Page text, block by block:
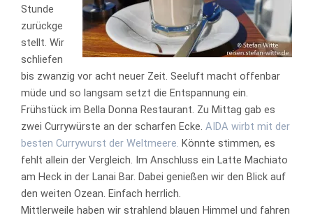
Stunde
zurückge
stellt. Wir
schliefen
bis zwanzig vor acht neuer Zeit. Seeluft macht offenbar
müde und so langsam setzt die Entspannung ein.
Frühstück im Bella Donna Restaurant. Zu Mittag gab es
zwei Currywürste an der scharfen Ecke. AIDA wirbt mit der
besten Currywurst der Weltmeere. Könnte stimmen, es
fehlt allein der Vergleich. Im Anschluss ein Latte Machiato
am Heck in der Lanai Bar. Dabei genießen wir den Blick auf
den weiten Ozean. Einfach herrlich.
Mittlerweile haben wir strahlend blauen Himmel und fahren